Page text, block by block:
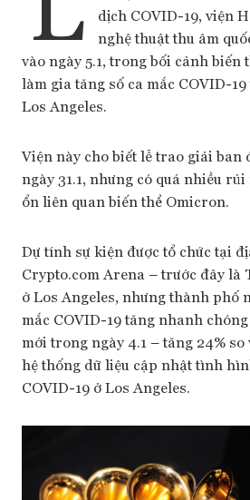
dịch COVID-19, viện
nghệ thuật thu âm
vào ngày 5.1, trong bối cảnh biến
làm gia tăng số ca mắc COVID-
Los Angeles.
Viện này cho biết lễ trao giải ban
ngày 31.1, nhưng có quá nhiều
ổn liên quan biến thể Omicron.
Dự tính sự kiện được tổ chức tại
Crypto.com Arena – trước đây là
ở Los Angeles, nhưng thành phố
mắc COVID-19 tăng nhanh
mới trong ngày 4.1 – tăng 24%
hệ thống dữ liệu cập nhật tình
COVID-19 ở Los Angeles.